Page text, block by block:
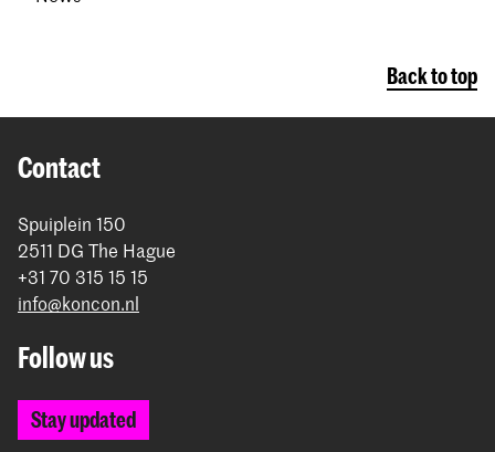
Back to top
Contact
Spuiplein 150
2511 DG The Hague
+31 70 315 15 15
info@koncon.nl
Follow us
Stay updated